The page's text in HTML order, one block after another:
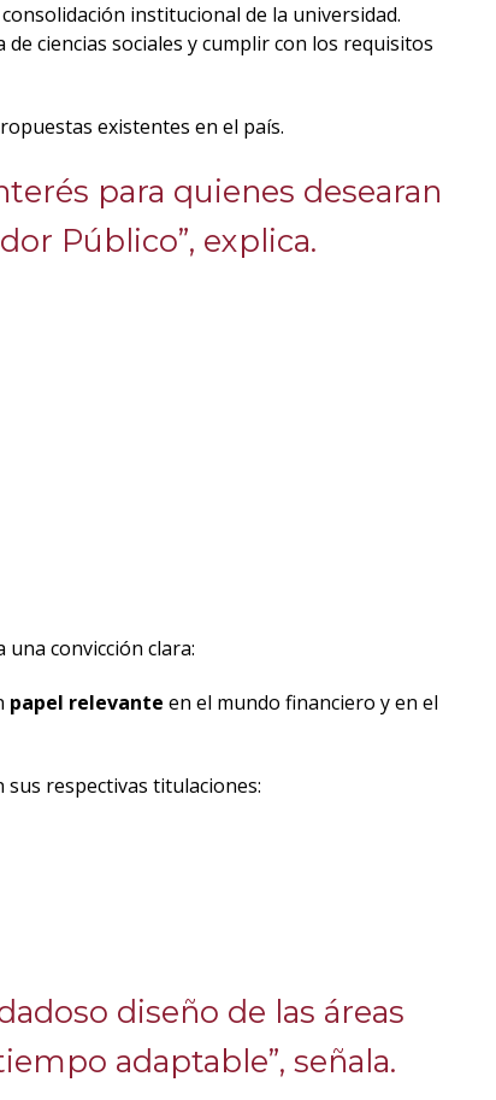
institucional de la universidad.
ciencias sociales y cumplir con los requisitos
existentes en el país.
para quienes desearan
Público”, explica.
convicción clara:
papel relevante en el mundo financiero y en el
sus respectivas titulaciones:
diseño de las áreas
adaptable”, señala.